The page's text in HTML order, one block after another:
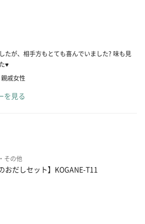
たが、相手方もとても喜んでいました? 味も見
♥️
戚女性
を見る
その他
おだしセット】KOGANE-T11